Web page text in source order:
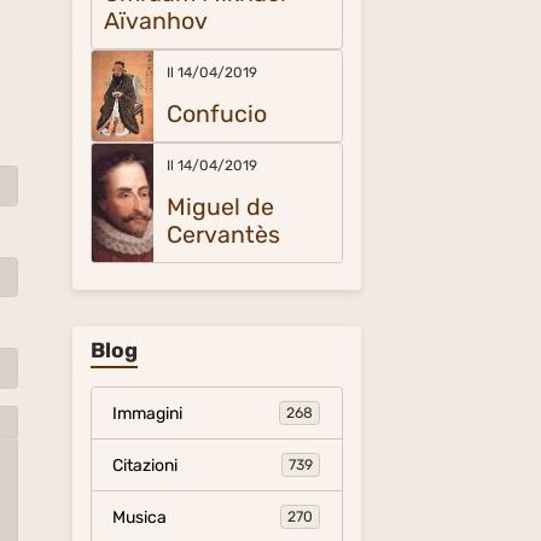
Aïvanhov
Il 14/04/2019
Confucio
Il 14/04/2019
Miguel de
Cervantès
Blog
Immagini 268
Citazioni 739
Musica 270